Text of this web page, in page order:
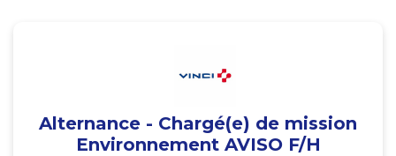
Alternance - Chargé(e) de mission
Environnement AVISO F/H